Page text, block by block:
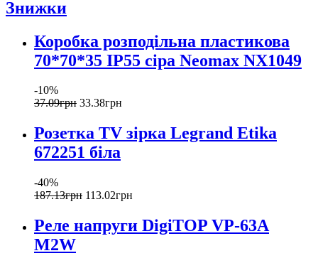
Знижки
Коробка розподільна пластикова
70*70*35 IP55 сіра Neomax NX1049
-10%
37.09грн 33.38грн
Розетка TV зірка Legrand Etika
672251 біла
-40%
187.13грн 113.02грн
Реле напруги DigiTOP VP-63A
M2W